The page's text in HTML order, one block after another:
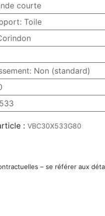
courte
: Toile
: Non (standard)
533
: VBC30X533G80
– se référer aux